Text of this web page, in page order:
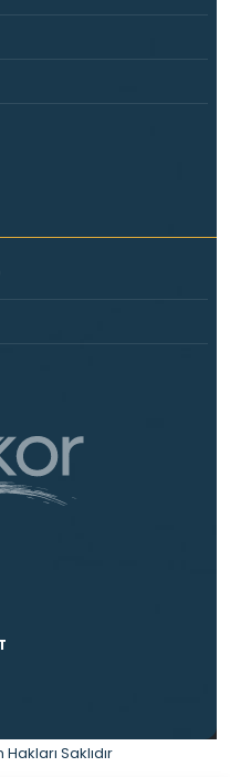
Saklıdır